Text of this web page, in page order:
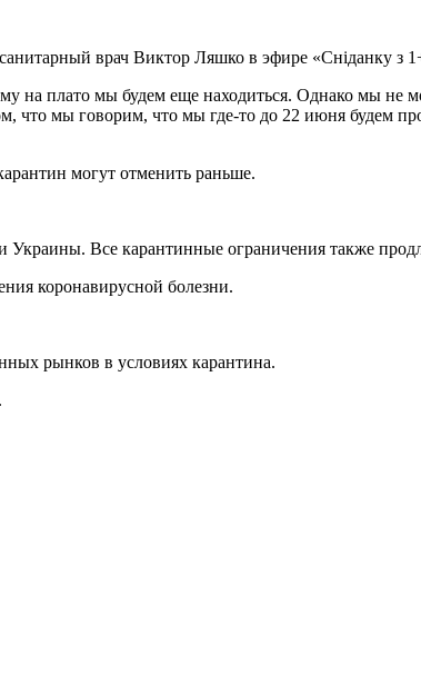
врач Виктор Ляшко в эфире «Сніданку з
плато мы будем еще находиться. Однако мы не
что мы говорим, что мы где-то до 22 июня будем
могут отменить раньше.
Украины. Все карантинные ограничения также
коронавирусной болезни.
рынков в условиях карантина.
.